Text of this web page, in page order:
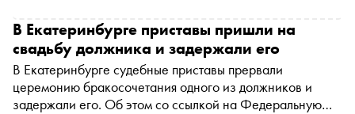
В Екатеринбурге приставы пришли на
свадьбу должника и задержали его
В Екатеринбурге судебные приставы прервали
церемонию бракосочетания одного из должников и
задержали его. Об этом со ссылкой на Федеральную